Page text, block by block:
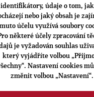
jednal s
Ondřeje Havla
identifikátory, údaje o tom,
nebo jaký obsah je
účelu využívá soubory
některé účely zpracování
je vyžadován souhlas
který vyjádříte volbou
Nastavení cookies
změnit volbou „Nastavení“.